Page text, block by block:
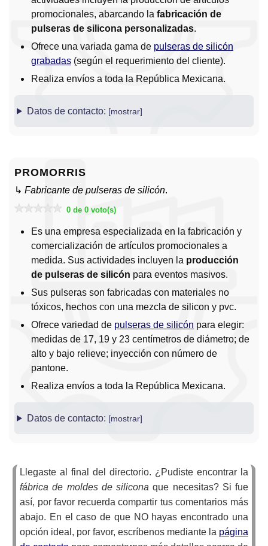
promocionales, abarcando la fabricación de
pulseras de silicona personalizadas.
Ofrece una variada gama de pulseras de silicón
grabadas (según el requerimiento del cliente).
Realiza envíos a toda la República Mexicana.
Datos de contacto:
PROMORRIS
↳ Fabricante de pulseras de silicón.
0 de 0 voto(s)
Es una empresa especializada en la fabricación y
comercialización de artículos promocionales a
medida. Sus actividades incluyen la producción
de pulseras de silicón para eventos masivos.
Sus pulseras son fabricadas con materiales no
tóxicos, hechos con una mezcla de silicon y pvc.
Ofrece variedad de pulseras de silicón para elegir:
medidas de 17, 19 y 23 centímetros de diámetro; de
alto y bajo relieve; inyección con número de
pantone.
Realiza envíos a toda la República Mexicana.
Datos de contacto:
Llegaste al final del directorio. ¿Pudiste encontrar la
fábrica de moldes de silicona que necesitas? Si fue
así, por favor recuerda compartir tus comentarios más
abajo. En el caso de que NO hayas encontrado una
opción ideal, por favor, escríbenos mediante la página